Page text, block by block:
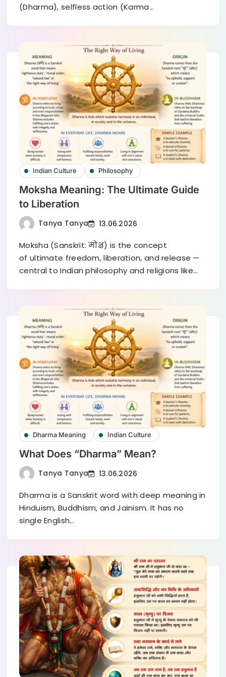
(Dharma), selfless action (Karma…
Indian Culture Philosophy
Moksha Meaning: The Ultimate Guide
to Liberation
Tanya Tanya 13.06.2026
Moksha (Sanskrit: मोक्ष) is the concept
of ultimate freedom, liberation, and release —
central to Indian philosophy and religions like…
Dharma Meaning Indian Culture
What Does “Dharma” Mean?
Tanya Tanya 13.06.2026
Dharma is a Sanskrit word with deep meaning in
Hinduism, Buddhism, and Jainism. It has no
single English…